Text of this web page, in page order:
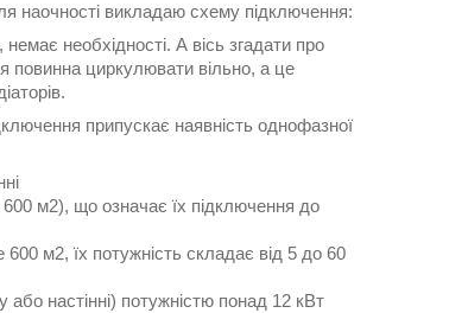
наочності викладаю схему підключення:
необхідності. А вісь згадати про
повинна циркулювати вільно, а це
припускає наявність однофазної
м2), що означає їх підключення до
м2, їх потужність складає від 5 до 60
або настінні) потужністю понад 12 кВт